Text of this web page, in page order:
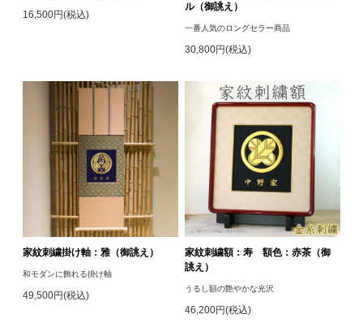
16,500円(税込)
ル（御誂え）
一番人気のロングセラー商品
30,800円(税込)
家紋刺繍掛け軸：雅（御誂え）
和モダンに飾れる掛け軸
49,500円(税込)
家紋刺繍額：寿 額色：赤茶（御
誂え）
うるし額の艶やかな光沢
46,200円(税込)